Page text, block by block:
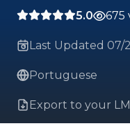
5.0 675
Last Updated 07/
Portuguese
Export to your